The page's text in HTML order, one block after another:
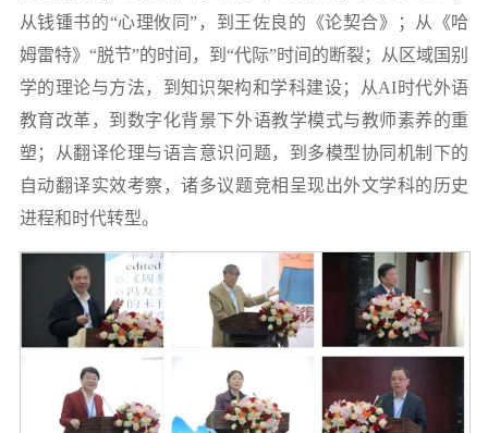
从钱锺书的“心理攸同”，到王佐良的《论契合》；从《哈
姆雷特》“脱节”的时间，到“代际”时间的断裂；从区域国别
学的理论与方法，到知识架构和学科建设；从AI时代外语
教育改革，到数字化背景下外语教学模式与教师素养的重
塑；从翻译伦理与语言意识问题，到多模型协同机制下的
自动翻译实效考察，诸多议题竞相呈现出外文学科的历史
进程和时代转型。